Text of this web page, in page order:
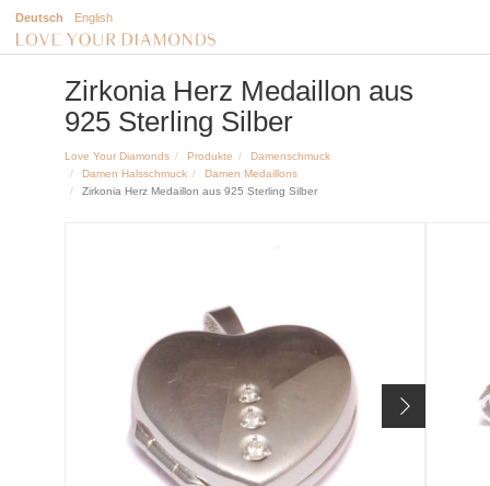
Deutsch English
Zirkonia Herz Medaillon aus
925 Sterling Silber
Love Your Diamonds Produkte
Damenschmuck
Damen Halsschmuck
Damen Medaillons
Zirkonia Herz Medaillon aus 925 Sterling Silber